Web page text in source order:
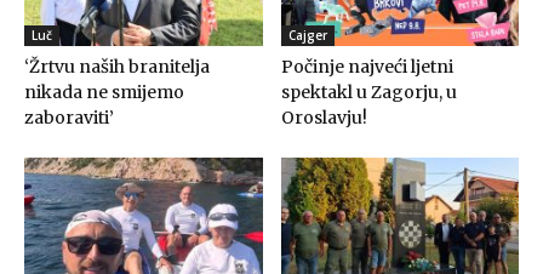
Luč
‘Žrtvu naših branitelja
nikada ne smijemo
zaboraviti’
Cajger
Počinje najveći ljetni
spektakl u Zagorju, u
Oroslavju!